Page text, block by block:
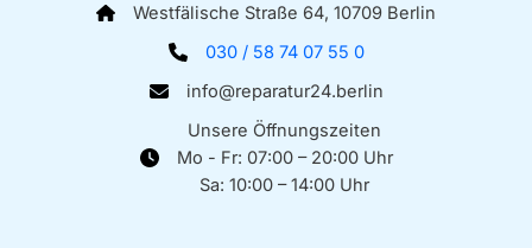
Westfälische Straße 64, 10709 Berlin
030 / 58 74 07 55 0
info@reparatur24.berlin
Unsere Öffnungszeiten
Mo - Fr: 07:00 – 20:00 Uhr
Sa: 10:00 – 14:00 Uhr